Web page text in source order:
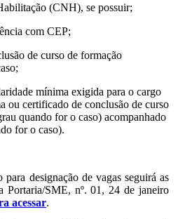
(CNH), se possuir;
com CEP;
de curso de formação
mínima exigida para o cargo
ou certificado de conclusão de curso
quando for o caso) acompanhado
for o caso).
para designação de vagas seguirá as
Portaria/SME, nº. 01, 24 de janeiro
acessar.